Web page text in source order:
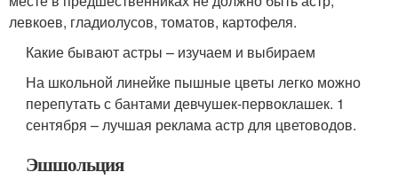
левкоев, гладиолусов, томатов, картофеля.
Какие бывают астры – изучаем и выбираем
На школьной линейке пышные цветы легко можно
перепутать с бантами девчушек-первоклашек. 1
сентября – лучшая реклама астр для цветоводов.
Эшшольция